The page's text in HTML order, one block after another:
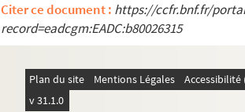
Citer ce document : https://ccfr.bnf.fr/
record=eadcgm:EADC:b80026315
Plan du site Mentions Légales
v 31.1.0